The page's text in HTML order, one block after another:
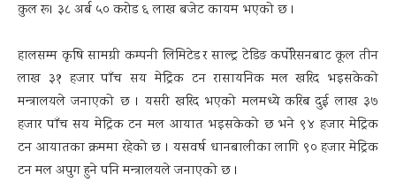
कुल रू। ३८ अर्ब ५० करोड ६ लाख बजेट कायम भएको छ ।
हालसम्म कृषि सामग्री कम्पनी लिमिटेड र साल्ट्र टेडिङ कर्पोरेसनबाट कूल तीन
लाख ३१ हजार पाँच सय मेट्रिक टन रासायनिक मल खरिद भइसकेको
मन्त्रालयले जनाएको छ । यसरी खरिद भएको मलमध्ये करिब दुई लाख ३७
हजार पाँच सय मेट्रिक टन मल आयात भइसकेको छ भने ९४ हजार मेट्रिक
टन आयातका क्रममा रहेको छ । यसवर्ष धानबालीका लागि ९० हजार मेट्रिक
टन मल अपुग हुने पनि मन्त्रालयले जनाएको छ ।